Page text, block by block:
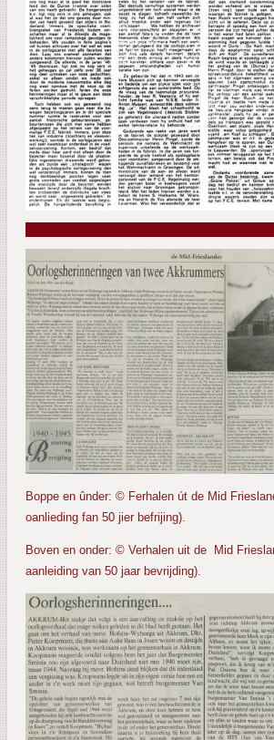
Boppe en ûnder: © Ferhalen út de Mid
oanlieding fan 50 jier befrijing).
Boven en onder: © Verhalen uit de Mid
aanleiding van 50 jaar bevrijding).